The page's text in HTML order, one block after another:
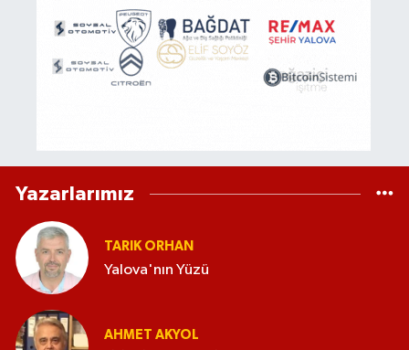
Yazarlarımız
TARIK ORHAN
Yalova'nın Yüzü
AHMET AKYOL